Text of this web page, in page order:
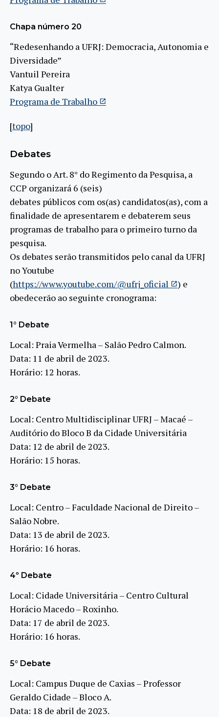
Chapa número 20
“Redesenhando a UFRJ: Democracia, Autonomia e
Diversidade”
Vantuil Pereira
Katya Gualter
Programa de Trabalho
[topo]
Debates
Segundo o Art. 8° do Regimento da Pesquisa, a
CCP organizará 6 (seis)
debates públicos com os(as) candidatos(as), com a
finalidade de apresentarem e debaterem seus
programas de trabalho para o primeiro turno da
pesquisa.
Os debates serão transmitidos pelo canal da UFRJ
no Youtube
(https://www.youtube.com/@ufrj_oficial
) e
obedecerão ao seguinte cronograma:
1° Debate
Local: Praia Vermelha – Salão Pedro Calmon.
Data: 11 de abril de 2023.
Horário: 12 horas.
2° Debate
Local: Centro Multidisciplinar UFRJ – Macaé –
Auditório do Bloco B da Cidade Universitária
Data: 12 de abril de 2023.
Horário: 15 horas.
3° Debate
Local: Centro – Faculdade Nacional de Direito –
Salão Nobre.
Data: 13 de abril de 2023.
Horário: 16 horas.
4º Debate
Local: Cidade Universitária – Centro Cultural
Horácio Macedo – Roxinho.
Data: 17 de abril de 2023.
Horário: 16 horas.
5° Debate
Local: Campus Duque de Caxias – Professor
Geraldo Cidade – Bloco A.
Data: 18 de abril de 2023.